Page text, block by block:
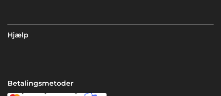
Hjælp
Betalingsmetoder